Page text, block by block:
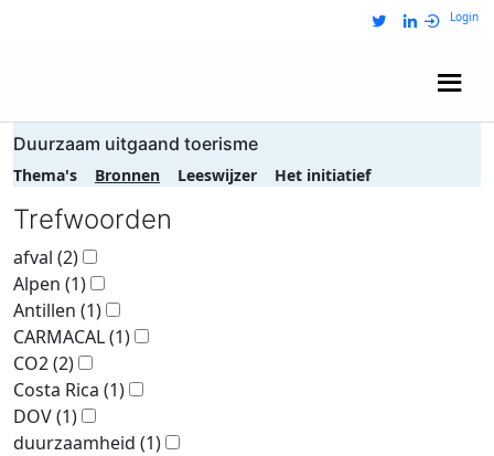
Login
Duurzaam uitgaand toerisme
Thema's Bronnen Leeswijzer Het initiatief
Trefwoorden
afval (2)
Alpen (1)
Antillen (1)
CARMACAL(1)
CO2(2)
Costa Rica (1)
DOV(1)
duurzaamheid (1)